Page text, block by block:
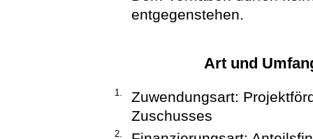
entgegenstehen.
Art und
1.
Zuwendungsart:
Zuschusses
2.